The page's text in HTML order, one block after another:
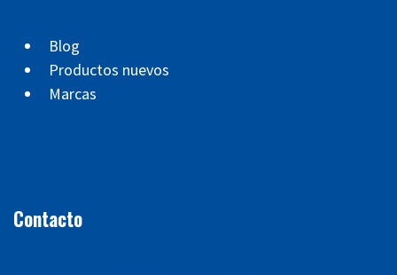
Blog
Productos nuevos
Marcas
Contacto